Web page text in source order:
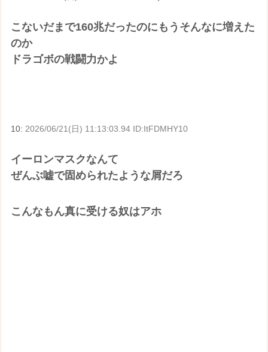
こないだまで160兆だったのにもうそんなに増えた
のか
ドラゴボの戦闘力かよ
10: 2026/06/21(日) 11:13:03.94 ID:ItFDMHY10
イーロンマスクなんて
ぜんぶ嘘で固められたような屑だろ
こんなもん真に受ける奴はアホ